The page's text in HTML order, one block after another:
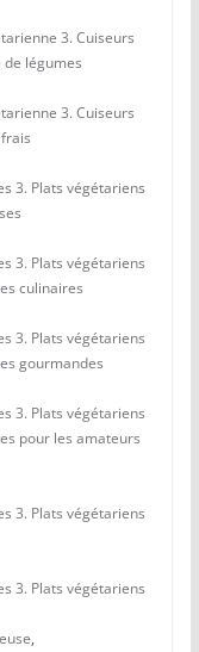
3. Cuiseurs
de légumes
3. Cuiseurs
3. Plats végétariens
3. Plats végétariens
culinaires
3. Plats végétariens
gourmandes
3. Plats végétariens
pour les amateurs
3. Plats végétariens
3. Plats végétariens
,